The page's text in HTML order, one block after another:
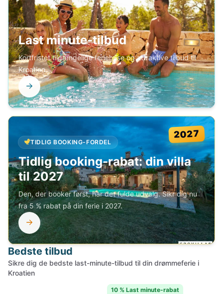
Last minute-tilbud
Kortfristet tilgængelige feriehuse og attraktive tilbud til
Kroatien.
2027
TIDLIG BOOKING-FORDEL
Tidlig booking-rabat: din villa
til 2027
Den, der booker først, har det fulde udvalg. Sikr dig nu
fra 5 % rabat på din ferie i 2027.
Bedste tilbud
Sikre dig de bedste last-minute-tilbud til din drømmeferie i
Kroatien
10 % Last minute-rabat